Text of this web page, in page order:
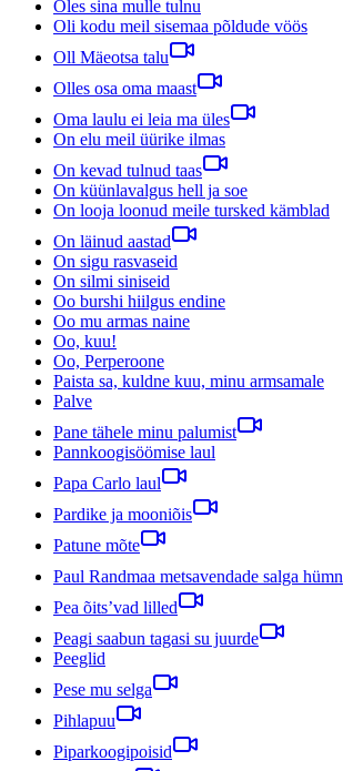
Oles sina mulle tulnu
Oli kodu meil sisemaa põldude vöös
Oll Mäeotsa talu
Olles osa oma maast
Oma laulu ei leia ma üles
On elu meil üürike ilmas
On kevad tulnud taas
On küünlavalgus hell ja soe
On looja loonud meile tursked kämblad
On läinud aastad
On sigu rasvaseid
On silmi siniseid
Oo burshi hiilgus endine
Oo mu armas naine
Oo, kuu!
Oo, Perperoone
Paista sa, kuldne kuu, minu armsamale
Palve
Pane tähele minu palumist
Pannkoogisöömise laul
Papa Carlo laul
Pardike ja mooniõis
Patune mõte
Paul Randmaa metsavendade salga hümn
Pea õits’vad lilled
Peagi saabun tagasi su juurde
Peeglid
Pese mu selga
Pihlapuu
Piparkoogipoisid